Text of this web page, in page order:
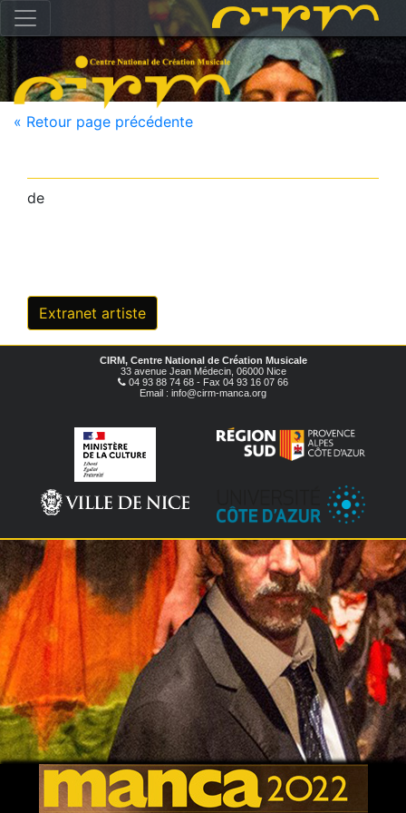
« Retour page précédente
de
Extranet artiste
CIRM, Centre National de Création Musicale
33 avenue Jean Médecin, 06000 Nice
04 93 88 74 68 - Fax 04 93 16 07 66
Email : info@cirm-manca.org